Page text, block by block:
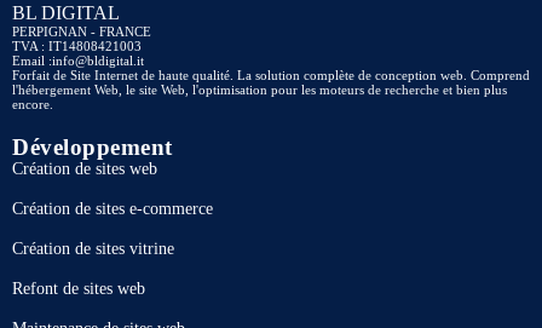
BL DIGITAL
PERPIGNAN - FRANCE
TVA : IT14808421003
Email :info@bldigital.it
Forfait de Site Internet de haute qualité. La solution complète de conception web. Comprend
l'hébergement Web, le site Web, l'optimisation pour les moteurs de recherche et bien plus
encore.
Développement
Création de sites web
Création de sites e-commerce
Création de sites vitrine
Refont de sites web